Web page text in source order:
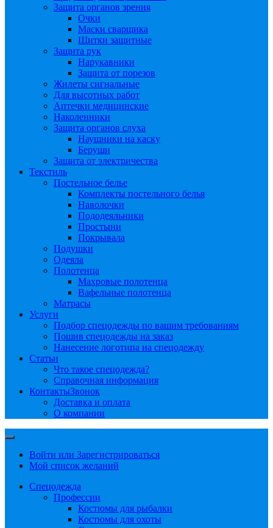
Защита органов зрения
Очки
Маски сварщика
Щитки защитные
Защита рук
Нарукавники
Защита от порезов
Жилеты сигнальные
Для высотных работ
Аптечки медицинские
Наколенники
Защита органов слуха
Наушники на каску
Беруши
Защита от электричества
Текстиль
Постельное белье
Комплекты постельного белья
Наволочки
Пододеяльники
Простыни
Покрывала
Подушки
Одеяла
Полотенца
Махровые полотенца
Вафельные полотенца
Матрасы
Услуги
Подбор спецодежды по вашим требованиям
Пошив спецодежды на заказ
Нанесение логотипа на спецодежду
Статьи
Что такое спецодежда?
Справочная информация
КонтактыЗвонок
Доставка и оплата
О компании
Войти или Зарегистрироваться
Мой список желаний
Спецодежда
Профессии
Костюмы для рыбалки
Костюмы для охоты